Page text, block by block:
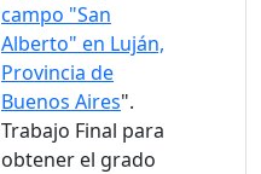
campo "San
Alberto" en Luján,
Provincia de
Buenos Aires".
Trabajo Final para
obtener el grado